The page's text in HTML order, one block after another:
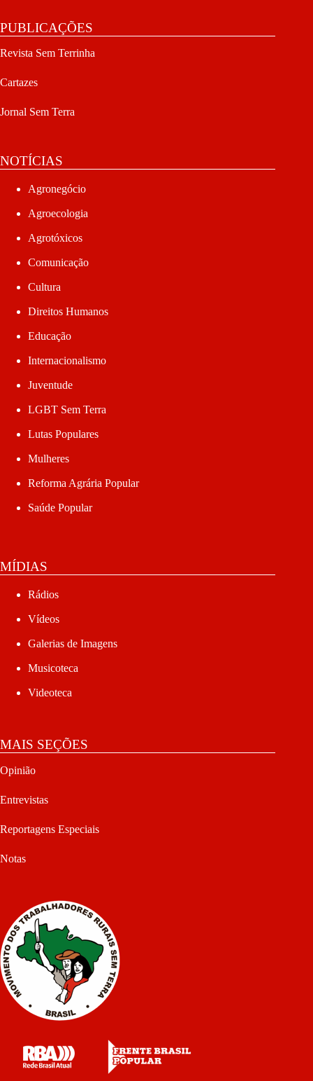
PUBLICAÇÕES
Revista Sem Terrinha
Cartazes
Jornal Sem Terra
NOTÍCIAS
Agronegócio
Agroecologia
Agrotóxicos
Comunicação
Cultura
Direitos Humanos
Educação
Internacionalismo
Juventude
LGBT Sem Terra
Lutas Populares
Mulheres
Reforma Agrária Popular
Saúde Popular
MÍDIAS
Rádios
Vídeos
Galerias de Imagens
Musicoteca
Videoteca
MAIS SEÇÕES
Opinião
Entrevistas
Reportagens Especiais
Notas